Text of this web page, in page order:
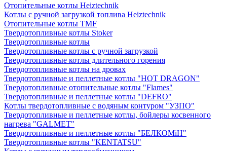
Отопительные котлы Heiztechnik
Котлы с ручной загрузкой топлива Heiztechnik
Отопительные котлы TMF
Твердотопливные котлы Stoker
Твердотопливные котлы
Твердотопливные котлы с ручной загрузкой
Твердотопливные котлы длительного горения
Твердотопливные котлы на дровах
Твердотопливные и пеллетные котлы "HOT DRAGON"
Твердотопливные отопительные котлы "Flames"
Твердотопливные и пеллетные котлы "DEFRO"
Котлы твердотопливные с водяным контуром "УЗПО"
Твердотопливные и пеллетные котлы, бойлеры косвенного
нагрева "GALMET"
Твердотопливные и пеллетные котлы "БЕЛКОМiН"
Твердотопливные котлы "KENTATSU"